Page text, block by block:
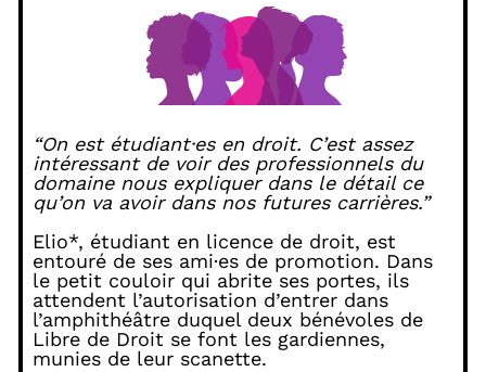
“On est étudiant·es en droit. C’est assez
intéressant de voir des professionnels du
domaine nous expliquer dans le détail ce
qu’on va avoir dans nos futures carrières.”
Elio*, étudiant en licence de droit, est
entouré de ses ami·es de promotion. Dans
le petit couloir qui abrite ses portes, ils
attendent l’autorisation d’entrer dans
l’amphithéâtre duquel deux bénévoles de
Libre de Droit se font les gardiennes,
munies de leur scanette.